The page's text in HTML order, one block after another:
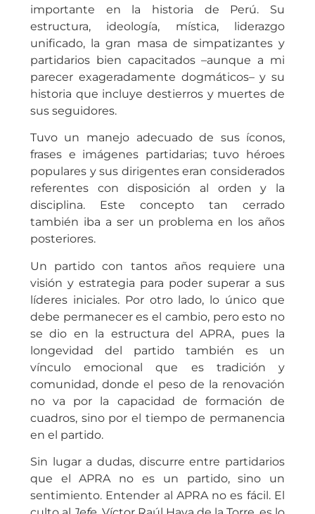
importante en la historia de Perú. Su
estructura, ideología, mística, liderazgo
unificado, la gran masa de simpatizantes y
partidarios bien capacitados –aunque a mi
parecer exageradamente dogmáticos– y su
historia que incluye destierros y muertes de
sus seguidores.
Tuvo un manejo adecuado de sus íconos,
frases e imágenes partidarias; tuvo héroes
populares y sus dirigentes eran considerados
referentes con disposición al orden y la
disciplina. Este concepto tan cerrado
también iba a ser un problema en los años
posteriores.
Un partido con tantos años requiere una
visión y estrategia para poder superar a sus
líderes iniciales. Por otro lado, lo único que
debe permanecer es el cambio, pero esto no
se dio en la estructura del APRA, pues la
longevidad del partido también es un
vínculo emocional que es tradición y
comunidad, donde el peso de la renovación
no va por la capacidad de formación de
cuadros, sino por el tiempo de permanencia
en el partido.
Sin lugar a dudas, discurre entre partidarios
que el APRA no es un partido, sino un
sentimiento. Entender al APRA no es fácil. El